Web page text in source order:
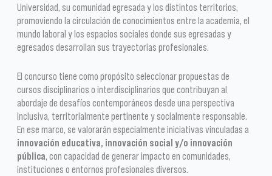
Universidad, su comunidad egresada y los distintos territorios,
promoviendo la circulación de conocimientos entre la academia, el
mundo laboral y los espacios sociales donde sus egresadas y
egresados desarrollan sus trayectorias profesionales.
El concurso tiene como propósito seleccionar propuestas de
cursos disciplinarios o interdisciplinarios que contribuyan al
abordaje de desafíos contemporáneos desde una perspectiva
inclusiva, territorialmente pertinente y socialmente responsable.
En ese marco, se valorarán especialmente iniciativas vinculadas a
innovación educativa, innovación social y/o innovación
pública, con capacidad de generar impacto en comunidades,
instituciones o entornos profesionales diversos.